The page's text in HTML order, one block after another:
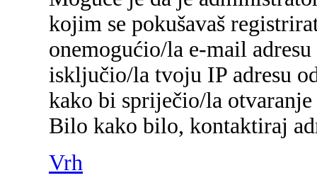
kojim se pokušavaš
onemogućio/la e-mail
isključio/la tvoju IP adresu
kako bi spriječio/la
Bilo kako bilo, kontaktiraj
Vrh